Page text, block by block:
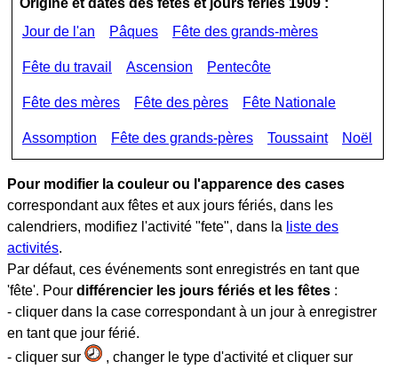
Jour de l'an
Pâques Fête des grands-mères
Fête du travail Ascension Pentecôte
Fête des mères Fête des pères Fête Nationale
Assomption Fête des grands-pères Toussaint Noël
Pour modifier la couleur ou l'apparence des cases
correspondant aux fêtes et aux jours fériés, dans les
calendriers, modifiez l'activité "fete", dans la liste des
activités.
Par défaut, ces événements sont enregistrés en tant que
'fête'. Pour différencier les jours fériés et les fêtes :
- cliquer dans la case correspondant à un jour à enregistrer
en tant que jour férié.
- cliquer sur
, changer le type d'activité et cliquer sur